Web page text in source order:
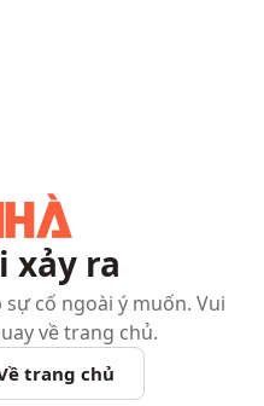
xảy ra
cố ngoài ý muốn. Vui
về trang chủ.
trang chủ